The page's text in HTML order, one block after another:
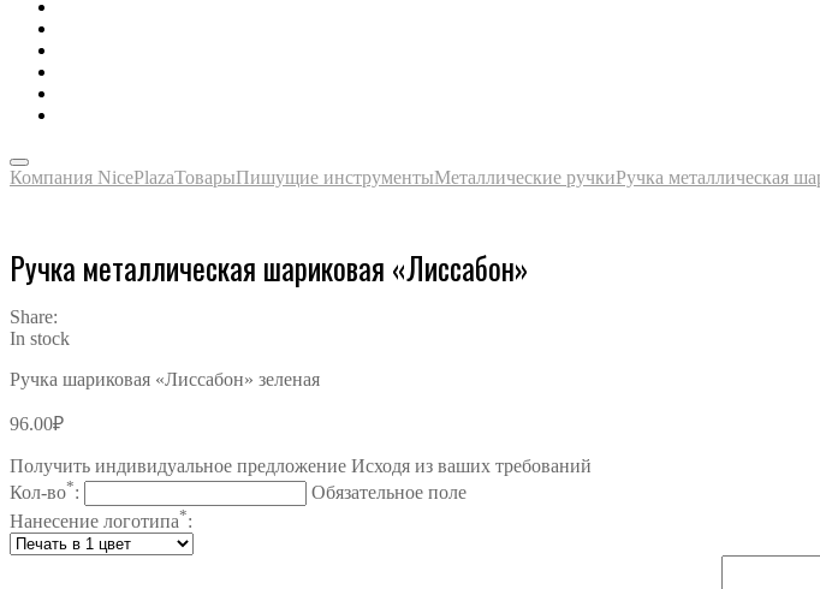
Компания NicePlazaТоварыПишущие инструментыМеталлические ручкиРучка металлическая
Ручка металлическая шариковая «Лиссабон»
Share:
In stock
Ручка шариковая «Лиссабон» зеленая
96.00₽
Получить индивидуальное предложение Исходя из ваших требований
Кол-во*:
Обязательное поле
Нанесение логотипа*: